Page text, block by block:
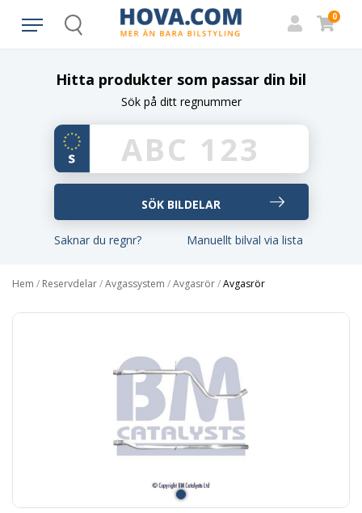
Search
0
Hitta produkter som passar din bil
Sök på ditt regnummer
Saknar du regnr? Manuellt bilval via lista
Hem / Reservdelar/Avgassystem /Avgasrör/Avgasrör